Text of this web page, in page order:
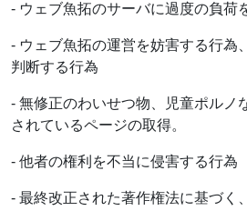
- ウェブ魚拓のサーバに過度の負荷
- ウェブ魚拓の運営を妨害する行為
判断する行為
- 無修正のわいせつ物、児童ポルノ
されているページの取得。
- 他者の権利を不当に侵害する行為
- 最終改正された著作権法に基づく